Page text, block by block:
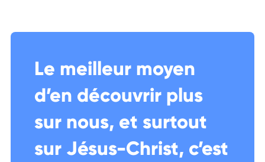
Le meilleur moyen
d’en découvrir plus
sur nous, et surtout
sur Jésus-Christ, c’est